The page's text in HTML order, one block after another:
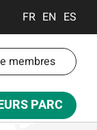
FRANÇAIS
ENGLISH
membres
PARC